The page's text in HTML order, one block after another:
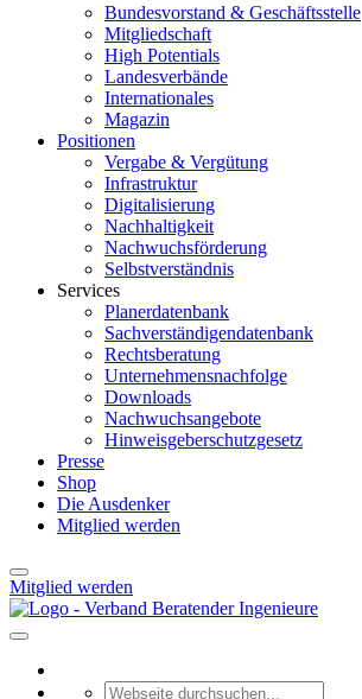
Bundesvorstand & Geschäftsstelle
Mitgliedschaft
High Potentials
Landesverbände
Internationales
Magazin
Positionen
Vergabe & Vergütung
Infrastruktur
Digitalisierung
Nachhaltigkeit
Nachwuchsförderung
Selbstverständnis
Services
Planerdatenbank
Sachverständigendatenbank
Rechtsberatung
Unternehmensnachfolge
Downloads
Nachwuchsangebote
Hinweisgeberschutzgesetz
Presse
Shop
Die Ausdenker
Mitglied werden
Mitglied werden